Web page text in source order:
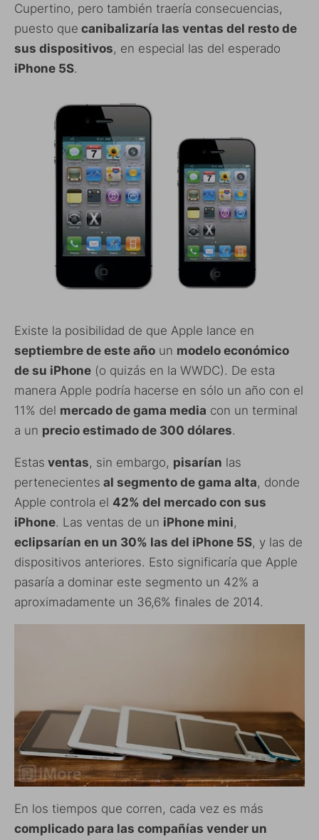
Cupertino, pero también traería consecuencias,
puesto que canibalizaría las ventas del resto de
sus dispositivos, en especial las del esperado
iPhone 5S.
Existe la posibilidad de que Apple lance en
septiembre de este año un modelo económico
de su iPhone (o quizás en la WWDC). De esta
manera Apple podría hacerse en sólo un año con el
11% del mercado de gama media con un terminal
a un precio estimado de 300 dólares.
Estas ventas, sin embargo, pisarían las
pertenecientes al segmento de gama alta, donde
Apple controla el 42% del mercado con sus
iPhone. Las ventas de un iPhone mini,
eclipsarían en un 30% las del iPhone 5S, y las de
dispositivos anteriores. Esto significaría que Apple
pasaría a dominar este segmento un 42% a
aproximadamente un 36,6% finales de 2014.
En los tiempos que corren, cada vez es más
complicado para las compañías vender un